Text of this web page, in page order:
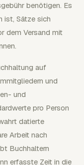
benötigen. Es
ist, Sätze sich
dem Versand mit
auf
und
und
pro Person
datierte
Arbeit nach
Buchhaltern
erfasste Zeit in die